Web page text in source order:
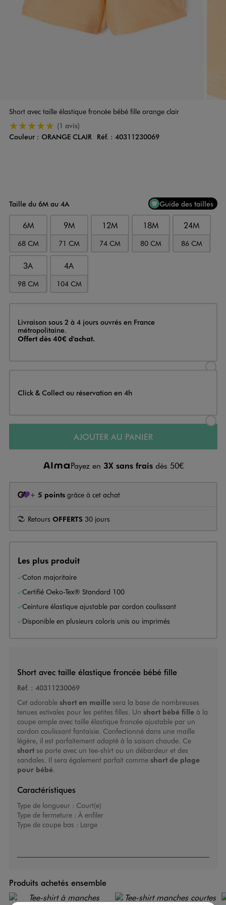
Short avec taille élastique froncée bébé fille orange clair
5/5 de moyenne(1 avis)
Couleur
Couleur : ORANGE CLAIR Réf. : 40311230069
Taille du 6M au 4A Guide des tailles
6M
68 CM
9M
71 CM
12M
74 CM
18M
80 CM
24M
86 CM
3A
98 CM
4A
104 CM
Livraison
Livraison sous 2 à 4 jours ouvrés en France
métropolitaine.
Offert dès 40€ d'achat.
Click & Collect ou réservation en 4h
AJOUTER AU PANIER
Payez en 3X sans frais dès 50€
+ 5 points grâce à cet achat
Retours OFFERTS 30 jours
Les plus produit
Coton majoritaire
Certifié Oeko-Tex® Standard 100
Ceinture élastique ajustable par cordon coulissant
Disponible en plusieurs coloris unis ou imprimés
Short avec taille élastique froncée bébé fille
Réf. : 40311230069
Cet adorable short en maillesera la base de nombreuses
tenues estivales pour les petites filles. Un short bébé filleà la
coupe ample avec taille élastique froncée ajustable par un
cordon coulissant fantaisie. Confectionné dans une maille
légère, il est parfaitement adapté à la saison chaude. Ce
short se porte avec un tee-shirt ou un débardeur et des
sandales. Il sera également parfait comme short de plage
pour bébé.
Caractéristiques
Type de longueur : Court(e)
Type de fermeture : À enfiler
Type de coupe bas : Large
Produits achetés ensemble